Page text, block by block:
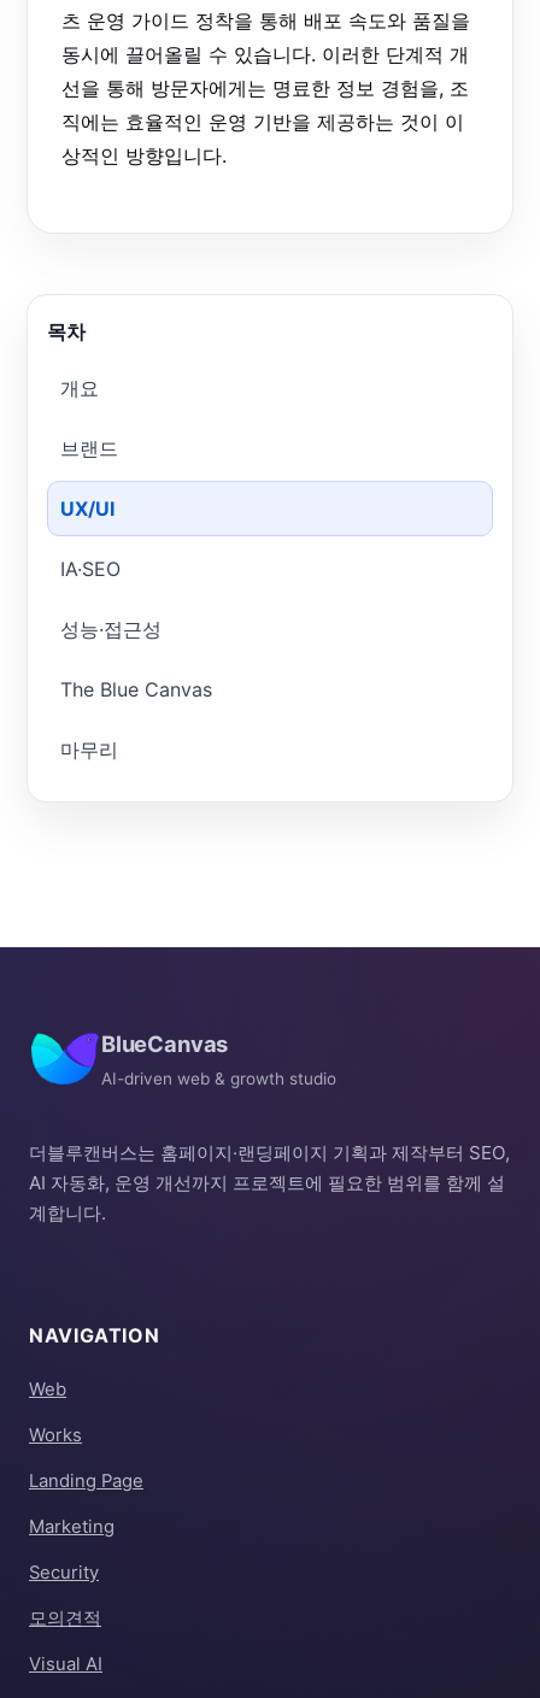
츠 운영 가이드 정착을 통해 배포 속도와 품질을
동시에 끌어올릴 수 있습니다. 이러한 단계적 개
선을 통해 방문자에게는 명료한 정보 경험을, 조
직에는 효율적인 운영 기반을 제공하는 것이 이
상적인 방향입니다.
목차
개요
브랜드
UX/UI
IA·SEO
성능·접근성
The Blue Canvas
마무리
BlueCanvas
AI-driven web & growth studio
더블루캔버스는 홈페이지·랜딩페이지 기획과 제작부터 SEO,
AI 자동화, 운영 개선까지 프로젝트에 필요한 범위를 함께 설
계합니다.
NAVIGATION
Web
Works
Landing Page
Marketing
Security
모의견적
Visual AI